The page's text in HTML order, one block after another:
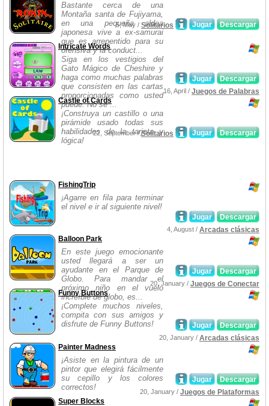
Bastante cerca de una
Montaña santa de Fujiyama,
en una pequeña aldea
japonesa vive a ex-samurai
que es arrepentido para su
ofensiva y la conduct...
Descargar
Jugar
5, May / Solitarios
Intricate Words
Siga en los vestigios del
Gato Mágico de Cheshire y
haga como muchas palabras
que consisten en las cartas
proporcionadas como usted
puede. No se ...
Descargar
Jugar
16, April / Juegos de Palabras
Castle of Cards
¡Construya un castillo o una
pirámide usado todas sus
habilidades de la tarjeta y
lógica!
Descargar
Jugar
22, September /Solitarios
FishingTrip
¡Agarre en fila para terminar
el nivel e ir al siguiente nivel!
Descargar
Jugar
4, August / Arcadas clásicas
Balloon Park
En este juego emocionante
usted llegará a ser un
ayudante en el Parque de
Globo. Para mandar el
próximo niño en el vuelo
increíble de globo, es...
Descargar
Jugar
20, January / Juegos de Conectar
Funny Buttons
¡Complete muchos niveles,
compita con sus amigos y
disfrute de Funny Buttons!
Descargar
Jugar
20, January / Arcadas clásicas
Painter Madness
¡Asiste en la pintura de un
pintor que elegirá fácilmente
su cepillo y los colores
correctos!
Descargar
Jugar
20, January / Juegos de Plataformas
Super Blocks